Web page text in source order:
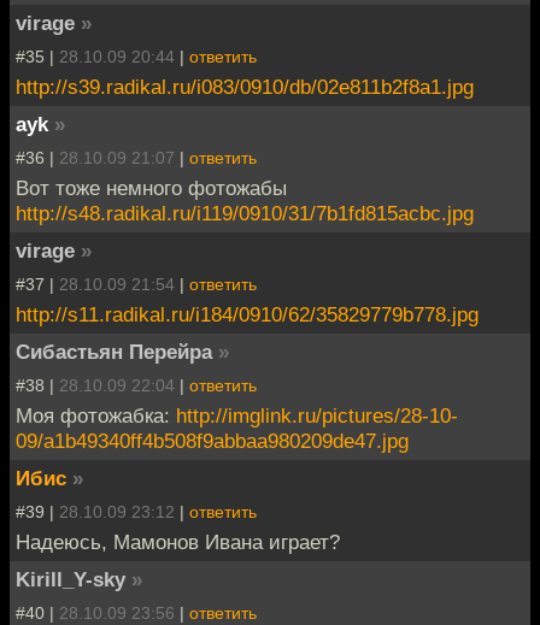
virage »
#35 | 28.10.09 20:44 | ответить
http://s39.radikal.ru/i083/0910/db/02e811b2f8a1.jpg
ayk »
#36 | 28.10.09 21:07 | ответить
Вот тоже немного фотожабы
http://s48.radikal.ru/i119/0910/31/7b1fd815acbc.jpg
virage »
#37 | 28.10.09 21:54 | ответить
http://s11.radikal.ru/i184/0910/62/35829779b778.jpg
Сибастьян Перейра »
#38 | 28.10.09 22:04 | ответить
Моя фотожабка: http://imglink.ru/pictures/28-10-
09/a1b49340ff4b508f9abbaa980209de47.jpg
Ибис »
#39 | 28.10.09 23:12 | ответить
Надеюсь, Мамонов Ивана играет?
Kirill_Y-sky »
#40 | 28.10.09 23:56 | ответить